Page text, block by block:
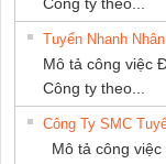
Công ty theo...
Tuyển Nhanh
Mô tả công việc
Công ty theo...
Công Ty SMC
Mô tả công